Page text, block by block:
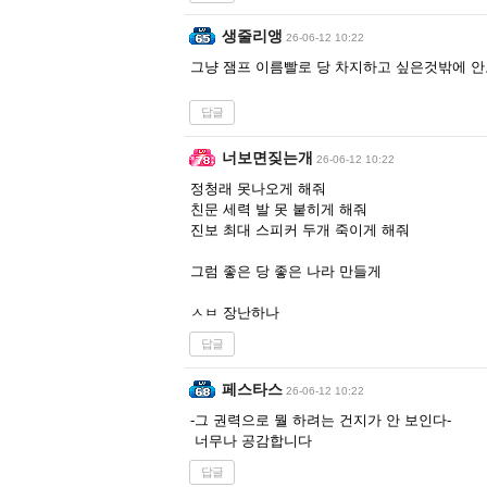
생줄리앵 26-06-12 10:22
그냥 잼프 이름빨로 당 차지하고 싶은것밖에
답글
너보면짖는개 26-06-12 10:22
정청래 못나오게 해줘
친문 세력 발 못 붙히게 해줘
진보 최대 스피커 두개 죽이게 해줘
그럼 좋은 당 좋은 나라 만들게
ㅅㅂ 장난하나
답글
페스타스 26-06-12 10:22
-그 권력으로 뭘 하려는 건지가 안 보인다-
너무나 공감합니다
답글